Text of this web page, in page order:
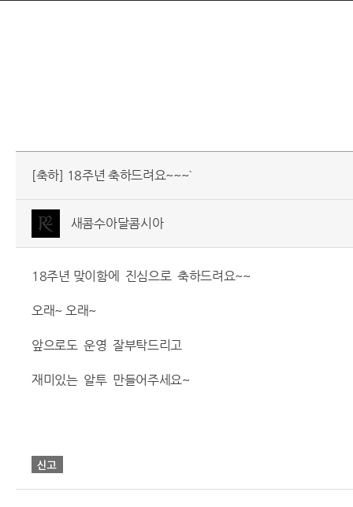
[축하] 18주년 축하드려요~~~`
새콤수아달콤시아
18주년 맞이함에 진심으로 축하드려요~~
오래~ 오래~
앞으로도 운영 잘부탁드리고
재미있는 알투 만들어주세요~